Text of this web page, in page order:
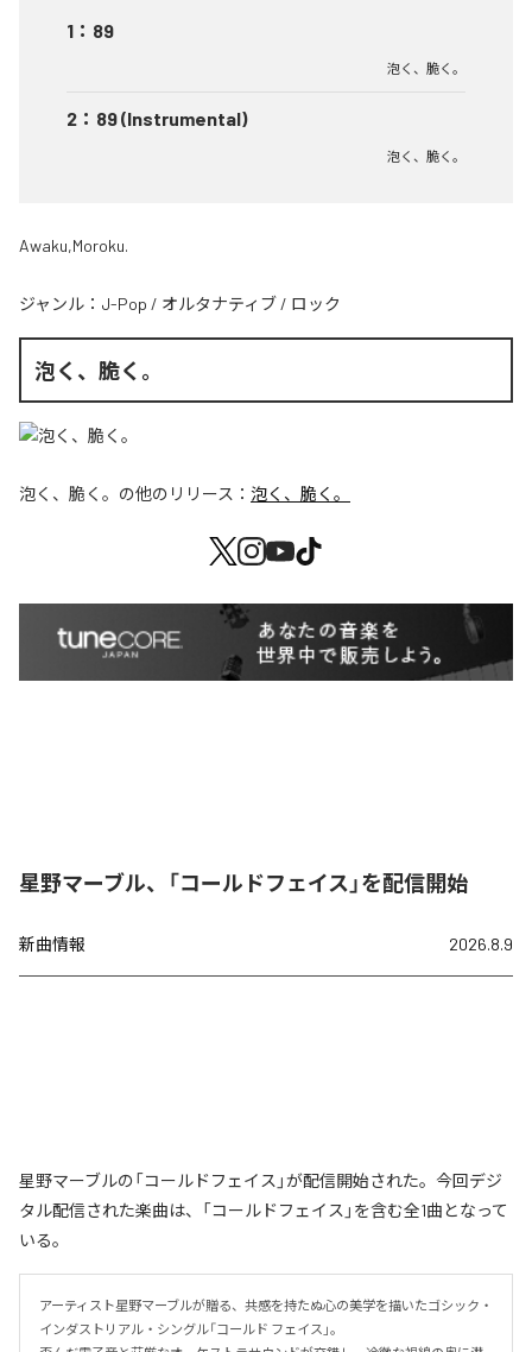
1 ： 89
泡く、脆く。
2 ： 89 (Instrumental)
泡く、脆く。
Awaku,Moroku.
ジャンル： J-Pop / オルタナティブ / ロック
泡く、脆く。
泡く、脆く。 の他のリリース： 泡く、脆く。
星野マーブル、「コールドフェイス」を配信開始
新曲情報 2026.8.9
星野マーブルの「コールドフェイス」が配信開始された。今回デジ
タル配信された楽曲は、「コールドフェイス」を含む全1曲となって
いる。
アーティスト星野マーブルが贈る、共感を持たぬ心の美学を描いたゴシック・
インダストリアル・シングル「コールド フェイス」。